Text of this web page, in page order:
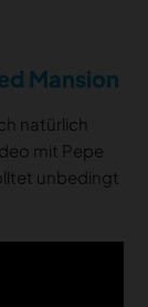
Mansion
natürlich
mit Pepe
unbedingt